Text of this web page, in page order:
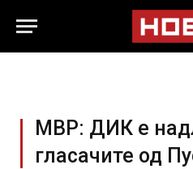
МВР: ДИК е
гласачите од